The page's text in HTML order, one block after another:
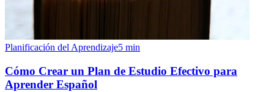
Planificación del Aprendizaje5 min
Cómo Crear un Plan de Estudio Efectivo para
Aprender Español